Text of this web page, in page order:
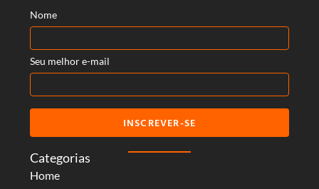
Categorias
Home
Nome
Seu melhor e-mail
INSCREVER-SE